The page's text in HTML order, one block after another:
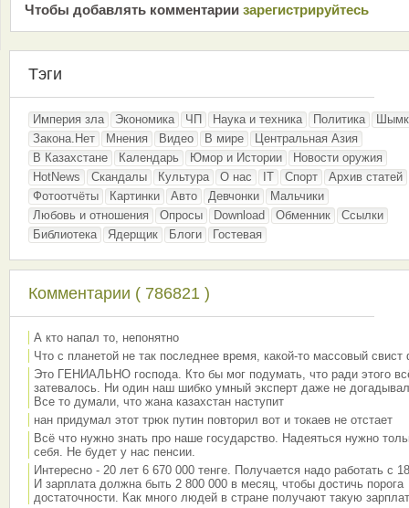
Чтобы добавлять комментарии зарeгиcтрирyйтeсь
Тэги
Империя зла Экономика ЧП Наука и техника Политика
Закона.Нет
Мнения Видео В мире
Центральная Азия
В Казахстане
Календарь Юмор и Истории
Новости оружия
HotNews
Скандалы Культура О нас IT Спорт
Архив статей
Фотоотчёты
Картинки Авто Девчонки
Мальчики
Любовь и отношения
Опросы Download Обменник
Ссылки
Библиотека
Ядерщик Блоги Гостевая
Комментарии ( 786821 )
А кто напал то, непонятно
Что с планетой не так последнее время, какой-то массовый свист
Это ГЕНИАЛЬНО господа. Кто бы мог подумать, что ради этого
затевалось. Ни один наш шибко умный эксперт даже не
Все то думали, что жана казахстан наступит
нан придумал этот трюк путин повторил вот и токаев не отстает
Всё что нужно знать про наше государство. Надеяться нужно
себя. Не будет у нас пенсии.
Интересно - 20 лет 6 670 000 тенге. Получается надо работать с
И зарплата должна быть 2 800 000 в месяц, чтобы достичь порога
достаточности. Как много людей в стране получают такую